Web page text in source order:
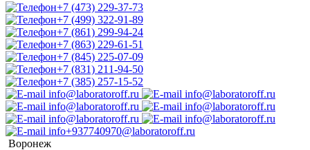
+7 (473) 229-37-73
+7 (499) 322-91-89
+7 (861) 299-94-24
+7 (863) 229-61-51
+7 (845) 225-07-09
+7 (831) 211-94-50
+7 (385) 257-15-52
info@laboratoroff.ru
info@laboratoroff.ru
info@laboratoroff.ru
info@laboratoroff.ru
info@laboratoroff.ru
info@laboratoroff.ru
info+937740970@laboratoroff.ru
Воронеж